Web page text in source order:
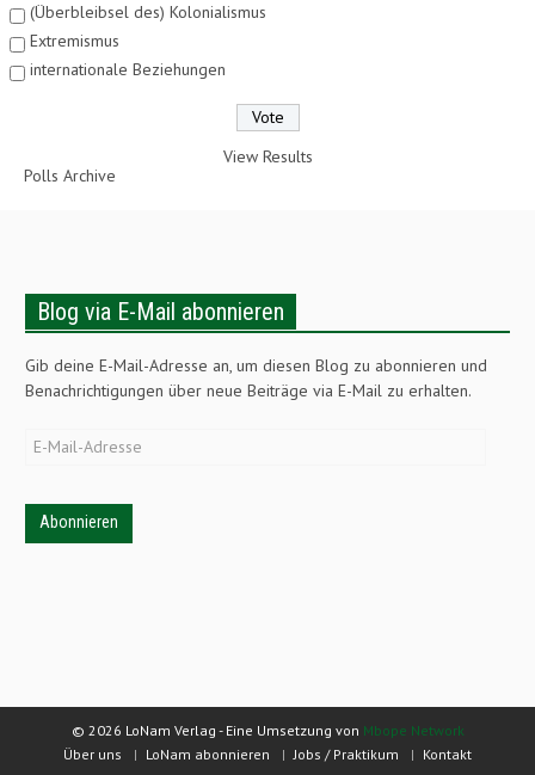
(Überbleibsel des) Kolonialismus
Extremismus
internationale Beziehungen
View Results
Polls Archive
Blog via E-Mail abonnieren
Gib deine E-Mail-Adresse an, um diesen Blog zu abonnieren und
Benachrichtigungen über neue Beiträge via E-Mail zu erhalten.
E-
© 2026 LoNam Verlag - Eine Umsetzung von Mbope Network
Über uns
LoNam abonnieren Jobs / Praktikum
Kontakt